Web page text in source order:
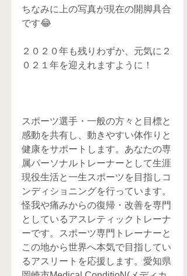
ちなみに上の写真が現在の開脚具合
です😂
２０２０年も残りわずか、元気に２
０２１年を迎えれますように！
スポーツ選手・一般の方々と目標と
感動を共有し、動きやすい体作りと
健康をサポートします。あなたの専
属パーソナルトレーナーとして生涯
現役生活と一生スポーツを目指しコ
ンディショニングを行っています。
怪我や痛みからの復帰・改善を専門
としているアスレティックトレーナ
ーです。スポーツ専門トレーナーと
この地から世界へ本気で目指してい
るアスリートを応援します。愛知県